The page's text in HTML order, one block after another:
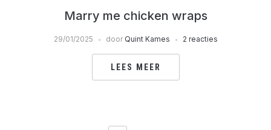
Marry me chicken wraps
29/01/2025 door Quint Kames 2 reacties
LEES MEER